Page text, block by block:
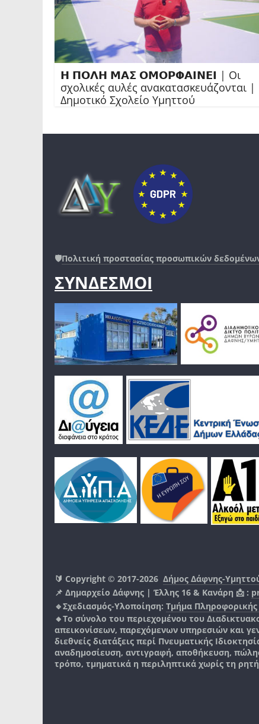
𝝜 𝝥𝝤𝝠𝝜 𝝡𝝖𝝨 𝝤𝝡𝝤𝝦𝝫𝝖𝝞𝝢𝝚𝝞 | Οι
σχολικές αυλές ανακατασκευάζονται |
Δημοτικό Σχολείο Υμηττού
🛡️Πολιτική προστασίας προσωπικών
ΣΥΝΔΕΣΜΟΙ
🔰 Copyright © 2017-2026 Δήμος Δάφνης-
📌 Δημαρχείο Δάφνης | Έλλης 16 & Κανάρη 📩 :
🔹Σχεδιασμός-Υλοποίηση: Τμήμα
🔸Το σύνολο του περιεχομένου του
απεικονίσεων, παρεχόμενων υπηρεσιών και
διεθνείς διατάξεις περί Πνευματικής
αναδημοσίευση, αντιγραφή, αποθήκευση,
τρόπο, τμηματικά η περιληπτικά χωρίς τη